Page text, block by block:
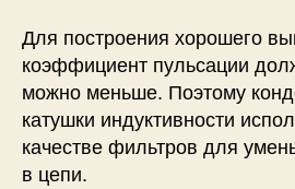
Для построения хорошего
коэффициент пульсации
можно меньше. Поэтому
катушки индуктивности
качестве фильтров для
в цепи.